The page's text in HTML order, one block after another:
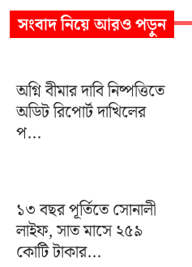
সংবাদনিয়ে আরও পড়ুন
অগ্নি বীমার দাবি নিষ্পত্তিতে
অডিট রিপোর্ট দাখিলের
প...
১৩ বছর পূর্তিতে সোনালী
লাইফ, সাত মাসে ২৫৯
কোটি টাকার...